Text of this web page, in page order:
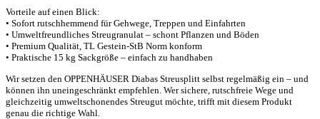
Vorteile auf einen Blick:
• Sofort rutschhemmend für Gehwege, Treppen und Einfahrten
• Umweltfreundliches Streugranulat – schont Pflanzen und Böden
• Premium Qualität, TL Gestein-StB Norm konform
• Praktische 15 kg Sackgröße – einfach zu handhaben
Wir setzen den OPPENHÄUSER Diabas Streusplitt selbst regelmäßig ein – und
können ihn uneingeschränkt empfehlen. Wer sichere, rutschfreie Wege und
gleichzeitig umweltschonendes Streugut möchte, trifft mit diesem Produkt
genau die richtige Wahl.